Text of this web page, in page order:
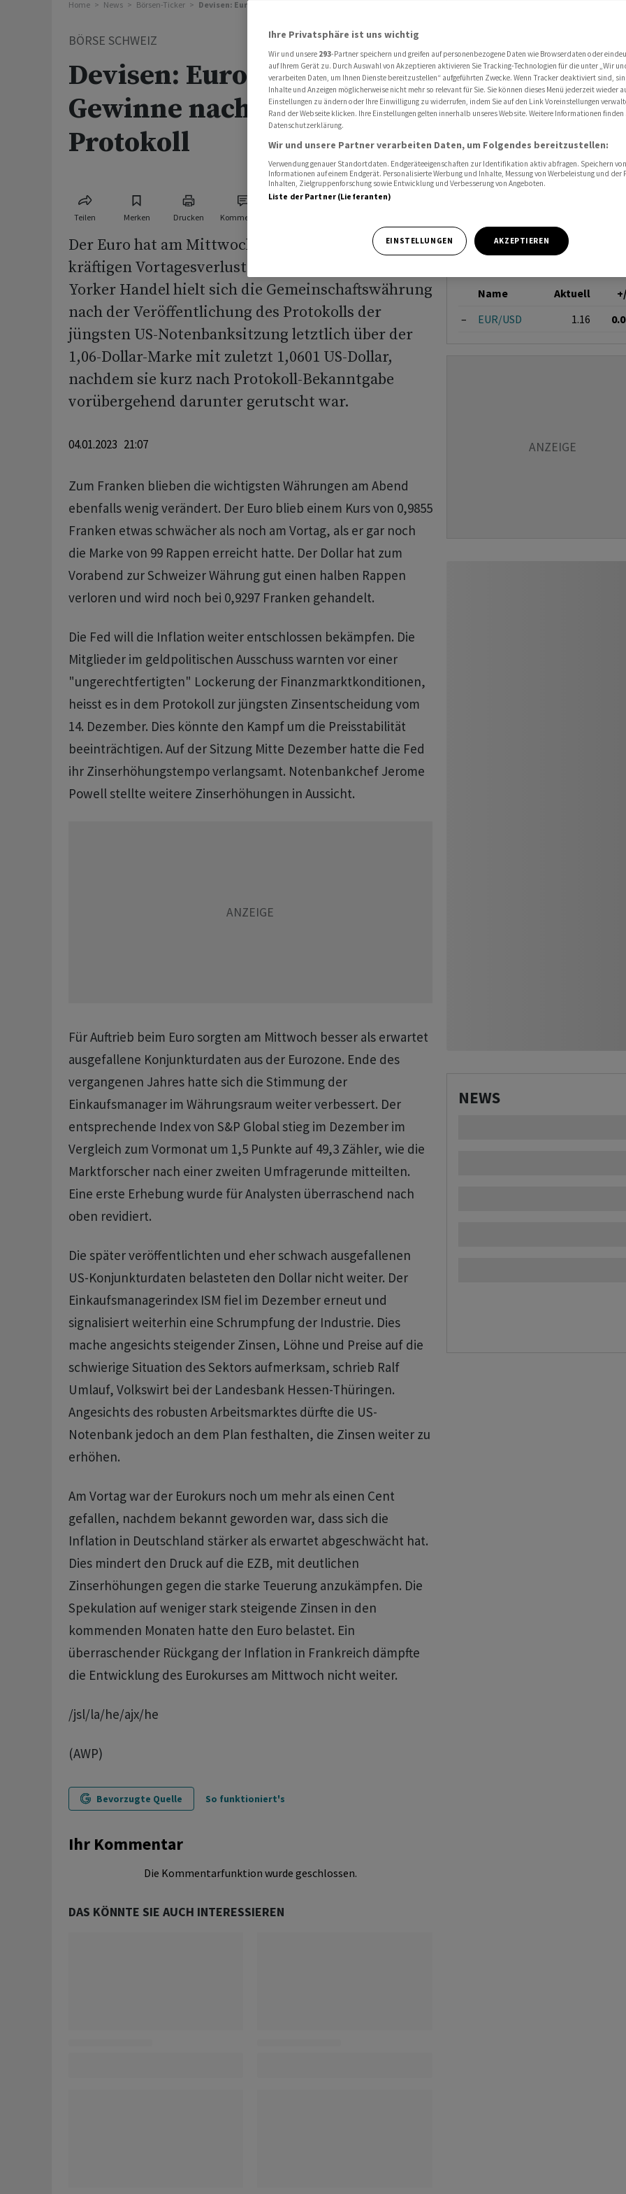
Home News Börsen-Ticker Devisen: Euro behauptet Gewinne nach Fed-Protokoll
BÖRSE SCHWEIZ
Devisen: Euro behauptet
Gewinne nach Fed-
Protokoll
Teilen Merken Drucken Kommentare
Der Euro hat am Mittwoch einen Teil seiner
kräftigen Vortagesverluste wettgemacht. Im New
Yorker Handel hielt sich die Gemeinschaftswährung
nach der Veröffentlichung des Protokolls der
jüngsten US-Notenbanksitzung letztlich über der
1,06-Dollar-Marke mit zuletzt 1,0601 US-Dollar,
nachdem sie kurz nach Protokoll-Bekanntgabe
vorübergehend darunter gerutscht war.
04.01.2023 21:07
Zum Franken blieben die wichtigsten Währungen am Abend
ebenfalls wenig verändert. Der Euro blieb einem Kurs von 0,9855
Franken etwas schwächer als noch am Vortag, als er gar noch
die Marke von 99 Rappen erreicht hatte. Der Dollar hat zum
Vorabend zur Schweizer Währung gut einen halben Rappen
verloren und wird noch bei 0,9297 Franken gehandelt.
Die Fed will die Inflation weiter entschlossen bekämpfen. Die
Mitglieder im geldpolitischen Ausschuss warnten vor einer
"ungerechtfertigten" Lockerung der Finanzmarktkonditionen,
heisst es in dem Protokoll zur jüngsten Zinsentscheidung vom
14. Dezember. Dies könnte den Kampf um die Preisstabilität
beeinträchtigen. Auf der Sitzung Mitte Dezember hatte die Fed
ihr Zinserhöhungstempo verlangsamt. Notenbankchef Jerome
Powell stellte weitere Zinserhöhungen in Aussicht.
Für Auftrieb beim Euro sorgten am Mittwoch besser als erwartet
ausgefallene Konjunkturdaten aus der Eurozone. Ende des
vergangenen Jahres hatte sich die Stimmung der
Einkaufsmanager im Währungsraum weiter verbessert. Der
entsprechende Index von S&P Global stieg im Dezember im
Vergleich zum Vormonat um 1,5 Punkte auf 49,3 Zähler, wie die
Marktforscher nach einer zweiten Umfragerunde mitteilten.
Eine erste Erhebung wurde für Analysten überraschend nach
oben revidiert.
Die später veröffentlichten und eher schwach ausgefallenen
US-Konjunkturdaten belasteten den Dollar nicht weiter. Der
Einkaufsmanagerindex ISM fiel im Dezember erneut und
signalisiert weiterhin eine Schrumpfung der Industrie. Dies
mache angesichts steigender Zinsen, Löhne und Preise auf die
schwierige Situation des Sektors aufmerksam, schrieb Ralf
Umlauf, Volkswirt bei der Landesbank Hessen-Thüringen.
Angesichts des robusten Arbeitsmarktes dürfte die US-
Notenbank jedoch an dem Plan festhalten, die Zinsen weiter zu
erhöhen.
Am Vortag war der Eurokurs noch um mehr als einen Cent
gefallen, nachdem bekannt geworden war, dass sich die
Inflation in Deutschland stärker als erwartet abgeschwächt hat.
Dies mindert den Druck auf die EZB, mit deutlichen
Zinserhöhungen gegen die starke Teuerung anzukämpfen. Die
Spekulation auf weniger stark steigende Zinsen in den
kommenden Monaten hatte den Euro belastet. Ein
überraschender Rückgang der Inflation in Frankreich dämpfte
die Entwicklung des Eurokurses am Mittwoch nicht weiter.
/jsl/la/he/ajx/he
(AWP)
Bevorzugte Quelle So funktioniert's
Ihr Kommentar
Die Kommentarfunktion wurde geschlossen.
DAS KÖNNTE SIE AUCH INTERESSIEREN
Name Aktuell
–
EUR/USD 1.16
NEWS
Ihre Privatsphäre ist uns wichtig
Wir und unsere 293-Partner speichern und greifen auf personenbezogene Daten wie Browserdaten oder
auf Ihrem Gerät zu. Durch Auswahl von Akzeptieren aktivieren Sie Tracking-Technologien für die unter „Wir
verarbeiten Daten, um Ihnen Dienste bereitzustellen“ aufgeführten Zwecke. Wenn Tracker deaktiviert sind,
Inhalte und Anzeigen möglicherweise nicht mehr so relevant für Sie. Sie können dieses Menü jederzeit wieder
Einstellungen zu ändern oder Ihre Einwilligung zu widerrufen, indem Sie auf den Link Voreinstellungen
Rand der Webseite klicken. Ihre Einstellungen gelten innerhalb unseres Website. Weitere Informationen finden
Datenschutzerklärung.
Wir und unsere Partner verarbeiten Daten, um Folgendes bereitzustellen:
Verwendung genauer Standortdaten. Endgeräteeigenschaften zur Identifikation aktiv abfragen. Speichern
Informationen auf einem Endgerät. Personalisierte Werbung und Inhalte, Messung von Werbeleistung und der
Inhalten, Zielgruppenforschung sowie Entwicklung und Verbesserung von Angeboten.
Liste der Partner (Lieferanten)
EINSTELLUNGEN AKZEPTIEREN